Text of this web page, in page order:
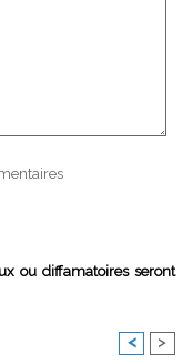
ou diffamatoires seront
< >